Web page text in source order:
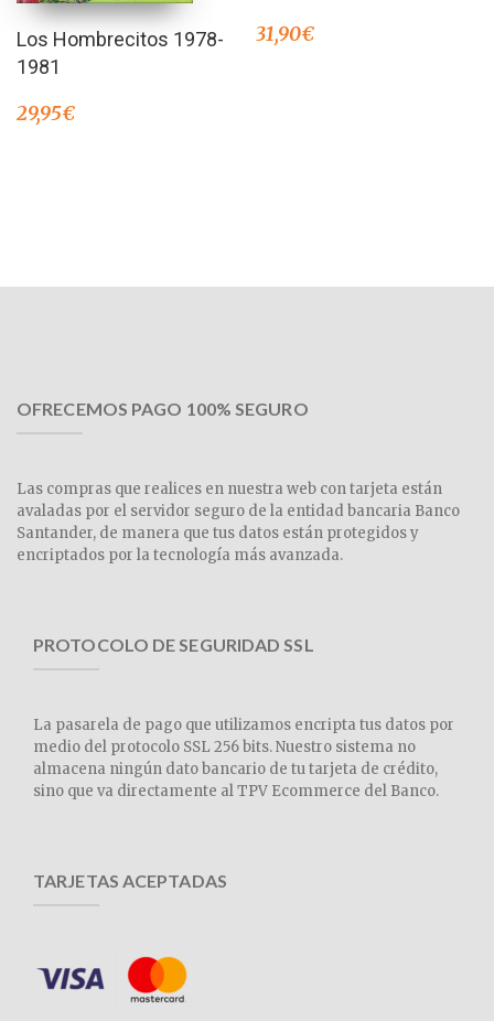
Los Hombrecitos 1978-
1981
29,95€
31,90€
OFRECEMOS PAGO 100% SEGURO
Las compras que realices en nuestra web con tarjeta están
avaladas por el servidor seguro de la entidad bancaria Banco
Santander, de manera que tus datos están protegidos y
encriptados por la tecnología más avanzada.
PROTOCOLO DE SEGURIDAD SSL
La pasarela de pago que utilizamos encripta tus datos por
medio del protocolo SSL 256 bits. Nuestro sistema no
almacena ningún dato bancario de tu tarjeta de crédito,
sino que va directamente al TPV Ecommerce del Banco.
TARJETAS ACEPTADAS